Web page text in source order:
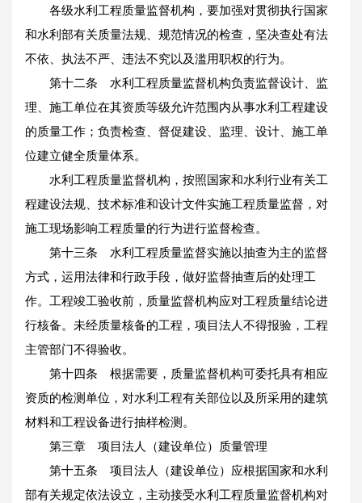
各级水利工程质量监督机构，要加强对贯彻执行国家
和水利部有关质量法规、规范情况的检查，坚决查处有法
不依、执法不严、违法不究以及滥用职权的行为。
第十二条 水利工程质量监督机构负责监督设计、监
理、施工单位在其资质等级允许范围内从事水利工程建设
的质量工作；负责检查、督促建设、监理、设计、施工单
位建立健全质量体系。
水利工程质量监督机构，按照国家和水利行业有关工
程建设法规、技术标准和设计文件实施工程质量监督，对
施工现场影响工程质量的行为进行监督检查。
第十三条 水利工程质量监督实施以抽查为主的监督
方式，运用法律和行政手段，做好监督抽查后的处理工
作。工程竣工验收前，质量监督机构应对工程质量结论进
行核备。未经质量核备的工程，项目法人不得报验，工程
主管部门不得验收。
第十四条 根据需要，质量监督机构可委托具有相应
资质的检测单位，对水利工程有关部位以及所采用的建筑
材料和工程设备进行抽样检测。
第三章 项目法人（建设单位）质量管理
第十五条 项目法人（建设单位）应根据国家和水利
部有关规定依法设立，主动接受水利工程质量监督机构对